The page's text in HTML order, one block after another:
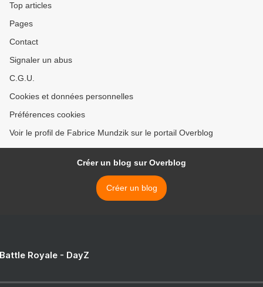
Top articles
Pages
Contact
Signaler un abus
C.G.U.
Cookies et données personnelles
Préférences cookies
Voir le profil de Fabrice Mundzik sur le portail Overblog
Créer un blog sur Overblog
Créer un blog
Royale - DayZ